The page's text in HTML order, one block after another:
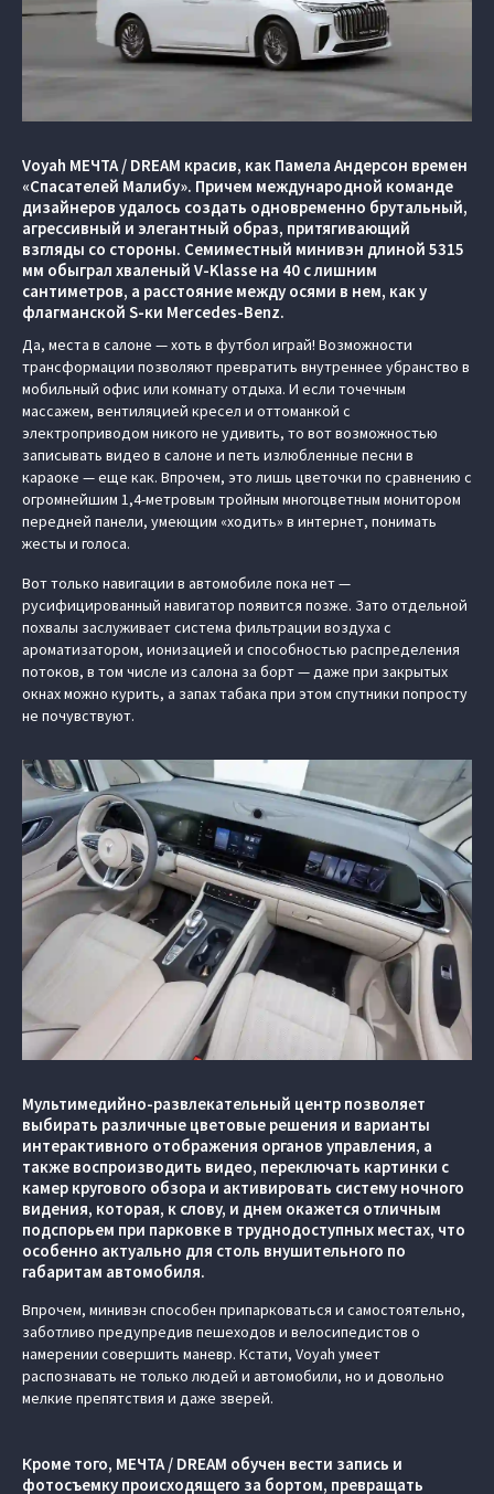
Voyah МЕЧТА / DREAM красив, как Памела Андерсон времен
«Спасателей Малибу». Причем международной команде
дизайнеров удалось создать одновременно брутальный,
агрессивный и элегантный образ, притягивающий
взгляды со стороны. Семиместный минивэн длиной 5315
мм обыграл хваленый V-Klasse на 40 с лишним
сантиметров, а расстояние между осями в нем, как у
флагманской S-ки Mercedes-Benz.
Да, места в салоне — хоть в футбол играй! Возможности
трансформации позволяют превратить внутреннее убранство в
мобильный офис или комнату отдыха. И если точечным
массажем, вентиляцией кресел и оттоманкой с
электроприводом никого не удивить, то вот возможностью
записывать видео в салоне и петь излюбленные песни в
караоке — еще как. Впрочем, это лишь цветочки по сравнению c
огромнейшим 1,4-метровым тройным многоцветным монитором
передней панели, умеющим «ходить» в интернет, понимать
жесты и голоса.
Вот только навигации в автомобиле пока нет —
русифицированный навигатор появится позже. Зато отдельной
похвалы заслуживает система фильтрации воздуха с
ароматизатором, ионизацией и способностью распределения
потоков, в том числе из салона за борт — даже при закрытых
окнах можно курить, а запах табака при этом спутники попросту
не почувствуют.
Мультимедийно-развлекательный центр позволяет
выбирать различные цветовые решения и варианты
интерактивного отображения органов управления, а
также воспроизводить видео, переключать картинки с
камер кругового обзора и активировать систему ночного
видения, которая, к слову, и днем окажется отличным
подспорьем при парковке в труднодоступных местах, что
особенно актуально для столь внушительного по
габаритам автомобиля.
Впрочем, минивэн способен припарковаться и самостоятельно,
заботливо предупредив пешеходов и велосипедистов о
намерении совершить маневр. Кстати, Voyah умеет
распознавать не только людей и автомобили, но и довольно
мелкие препятствия и даже зверей.
Кроме того, МЕЧТА / DREAM обучен вести запись и
фотосъемку происходящего за бортом, превращать